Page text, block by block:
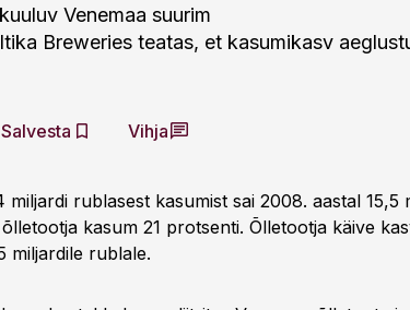
Venemaa suurim
Breweries teatas, et kasumikasv
Salvesta Vihja
miljardi rublasest kasumist sai 2008. aastal 15,5
kasum 21 protsenti. Õlletootja käive
miljardile rublale.